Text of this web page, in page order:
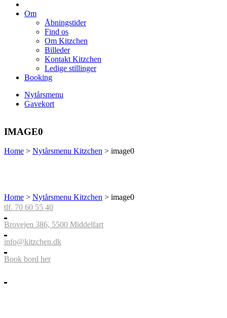
Om
Åbningstider
Find os
Om Kitzchen
Billeder
Kontakt Kitzchen
Ledige stillinger
Booking
Nytårsmenu
Gavekort
IMAGE0
Home > Nytårsmenu Kitzchen > image0
Home > Nytårsmenu Kitzchen > image0
tlf. 70 60 55 40
Brovejen 386, 5500 Middelfart
info@kitzchen.dk
Book bord her